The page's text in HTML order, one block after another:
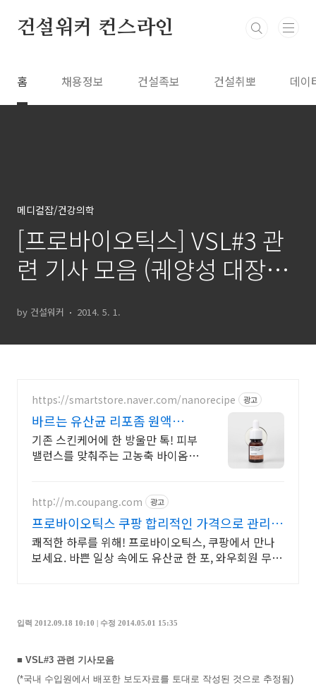
건설워커 컨스라인
홈 채용정보 건설족보 건설취뽀 데이
메디컬잡/건강의학
[프로바이오틱스] VSL#3 관
련 기사 모음 (궤양성 대장염
by 건설워커 2014. 5. 1.
https://smartstore.naver.com/nanorecipe 광고
바르는 유산균 리포좀 원액
93% 고함량
기존 스킨케어에 한 방울만 톡! 피부
밸런스를 맞춰주는 고농축 바이옴
http://m.coupang.com 광고
프로바이오틱스 쿠팡 합리적인 가격으로 관리하
세요
쾌적한 하루를 위해! 프로바이오틱스, 쿠팡에서 만나
보세요. 바쁜 일상 속에도 유산균 한 포, 와우회원 무료
입력 2012.09.18 10:10 | 수정 2014.05.01 15:35
■ VSL#3 관련 기사모음
(*국내 수입원에서 배포한 보도자료를 토대로 작성된 것으로 추정됨)